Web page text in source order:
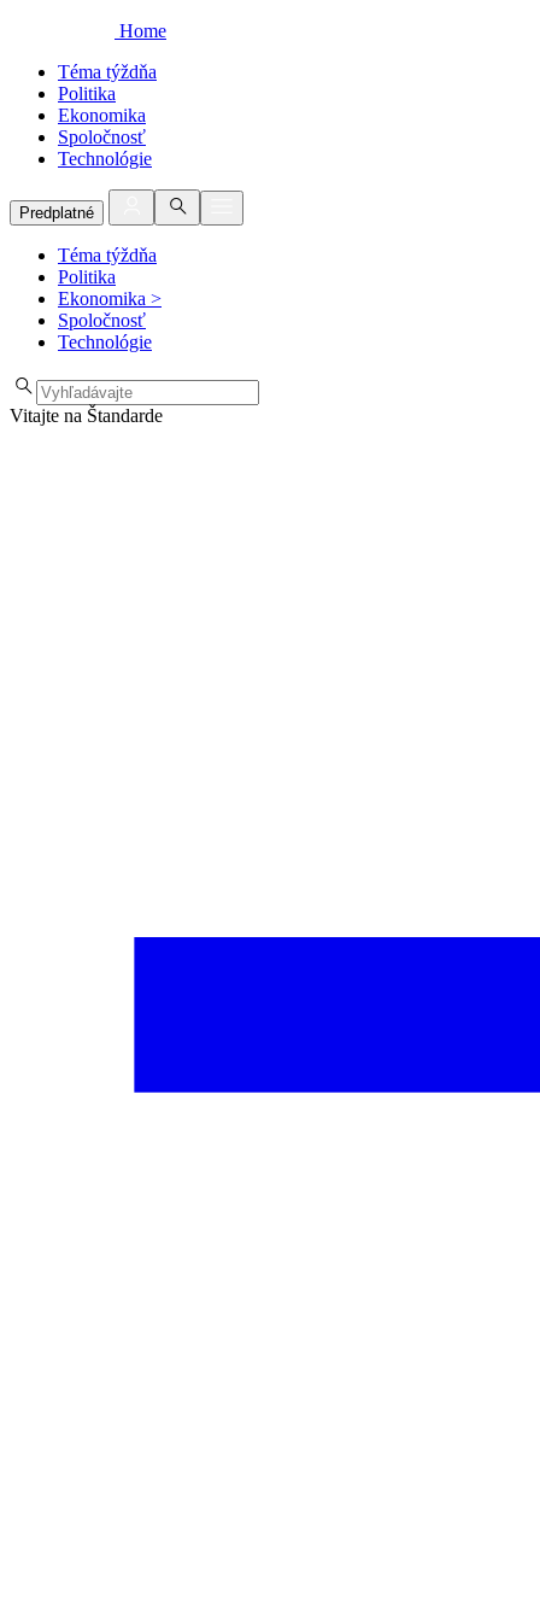
Home
Téma týždňa
Politika
Ekonomika
Spoločnosť
Technológie
Predplatné
Téma týždňa
Politika
Ekonomika >
Spoločnosť
Technológie
Vitajte na Štandarde